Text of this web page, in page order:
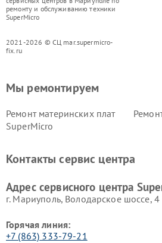
ремонту и обслуживанию техники
SuperMicro
2021-2026 © СЦ mar.supermicro-
fix.ru
Мы ремонтируем
Ремонт материнских плат
SuperMicro
Контакты сервис центра
Адрес сервисного центра
г. Мариуполь, Володарское шоссе, 4
Горячая линия:
+7 (863) 333-79-21